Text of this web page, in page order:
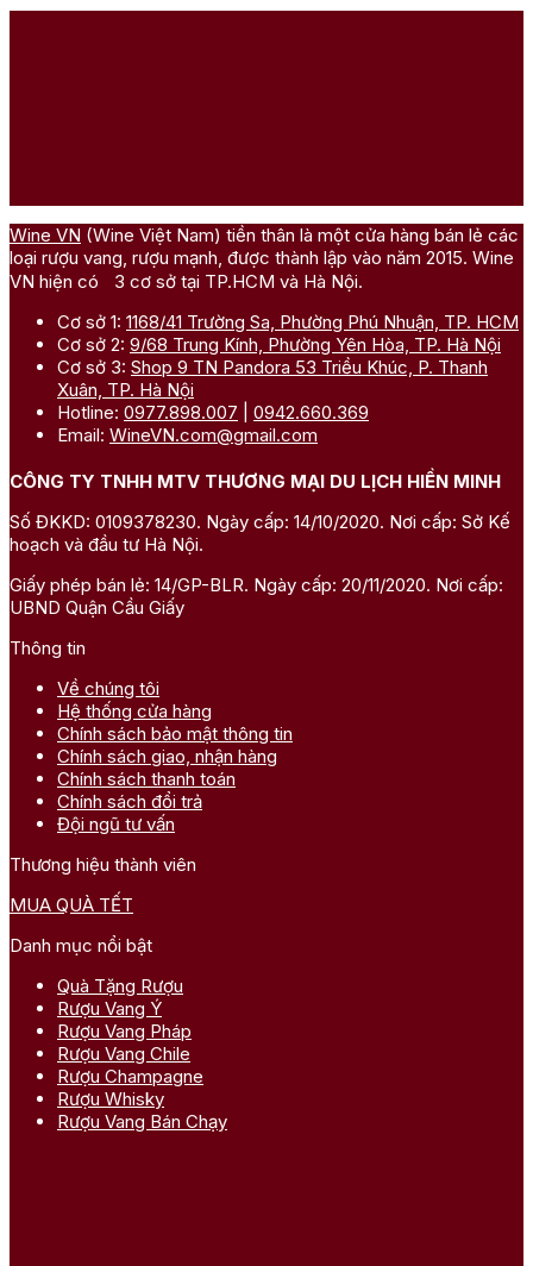
Wine VN (Wine Việt Nam) tiền thân là một cửa hàng bán lẻ các
loại rượu vang, rượu mạnh, được thành lập vào năm 2015. Wine
VN hiện có 3 cơ sở tại TP.HCM và Hà Nội.
Cơ sở 1: 1168/41 Trường Sa, Phường Phú Nhuận, TP. HCM
Cơ sở 2: 9/68 Trung Kính, Phường Yên Hòa, TP. Hà Nội
Cơ sở 3: Shop 9 TN Pandora 53 Triều Khúc, P. Thanh
Xuân, TP. Hà Nội
Hotline: 0977.898.007
0942.660.369
Email: WineVN.com@gmail.com
CÔNG TY TNHH MTV THƯƠNG MẠI DU LỊCH HIỀN MINH
Số ĐKKD: 0109378230. Ngày cấp: 14/10/2020. Nơi cấp: Sở Kế
hoạch và đầu tư Hà Nội.
Giấy phép bán lẻ: 14/GP-BLR. Ngày cấp: 20/11/2020. Nơi cấp:
UBND Quận Cầu Giấy
Thông tin
Về chúng tôi
Hệ thống cửa hàng
Chính sách bảo mật thông tin
Chính sách giao, nhận hàng
Chính sách thanh toán
Chính sách đổi trả
Đội ngũ tư vấn
Thương hiệu thành viên
MUA QUÀ TẾT
Danh mục nổi bật
Quà Tặng Rượu
Rượu Vang Ý
Rượu Vang Pháp
Rượu Vang Chile
Rượu Champagne
Rượu Whisky
Rượu Vang Bán Chạy